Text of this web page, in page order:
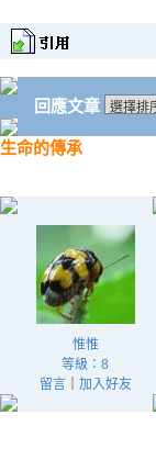
回應文章
生命的傳承
惟惟
等級：8
留言｜ 加入好友